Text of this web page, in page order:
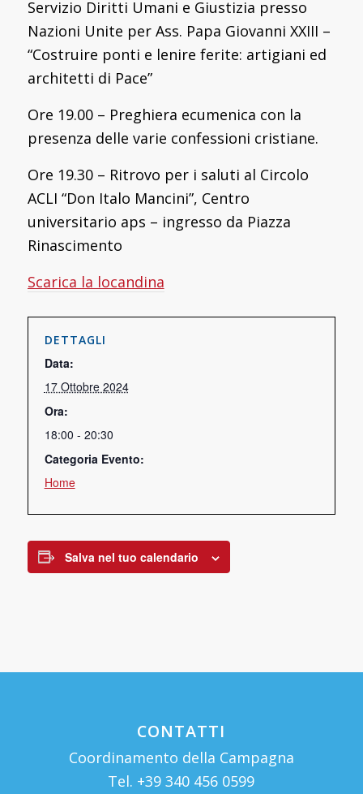
Servizio Diritti Umani e Giustizia presso
Nazioni Unite per Ass. Papa Giovanni XXIII –
“Costruire ponti e lenire ferite: artigiani ed
architetti di Pace”
Ore 19.00 – Preghiera ecumenica con la
presenza delle varie confessioni cristiane.
Ore 19.30 – Ritrovo per i saluti al Circolo
ACLI “Don Italo Mancini”, Centro
universitario aps – ingresso da Piazza
Rinascimento
Scarica la locandina
DETTAGLI
Data:
17 Ottobre 2024
Ora:
18:00 - 20:30
Categoria Evento:
Home
Salva nel tuo calendario
CONTATTI
Coordinamento della Campagna
Tel. +39 340 456 0599